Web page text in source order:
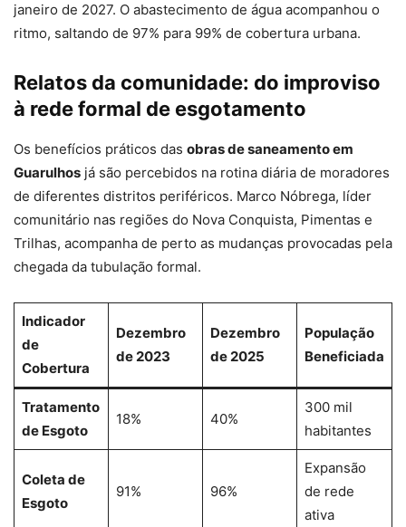
janeiro de 2027. O abastecimento de água acompanhou o
ritmo, saltando de 97% para 99% de cobertura urbana.
Relatos da comunidade: do improviso
à rede formal de esgotamento
Os benefícios práticos das obras de saneamento em
Guarulhos já são percebidos na rotina diária de moradores
de diferentes distritos periféricos. Marco Nóbrega, líder
comunitário nas regiões do Nova Conquista, Pimentas e
Trilhas, acompanha de perto as mudanças provocadas pela
chegada da tubulação formal.
Indicador
de
Cobertura
Dezembro
de 2023
Dezembro
de 2025
População
Beneficiada
Tratamento
de Esgoto
18% 40%
300 mil
habitantes
Coleta de
Esgoto
91% 96%
Expansão
de rede
ativa